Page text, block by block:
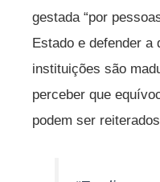
gestada “por
Estado e defender a
instituições são
perceber que
podem ser